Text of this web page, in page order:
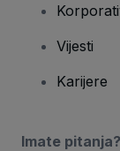
Vijesti
Karijere
Imate pitanja?